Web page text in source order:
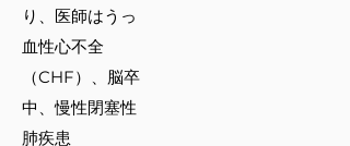
り、医師はうっ
血性心不全
（CHF）、脳卒
中、慢性閉塞性
肺疾患